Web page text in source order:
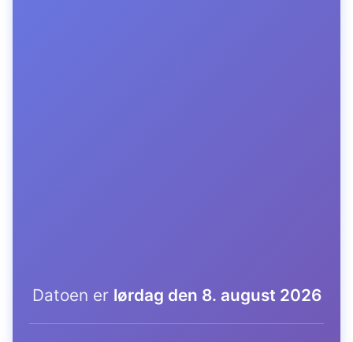
Datoen er lørdag den 8. august 2026